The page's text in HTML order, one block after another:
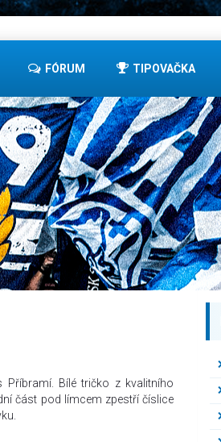
FÓRUM TIPOVAČKA
Bílé tričko z kvalitního
část pod límcem zpestří číslice